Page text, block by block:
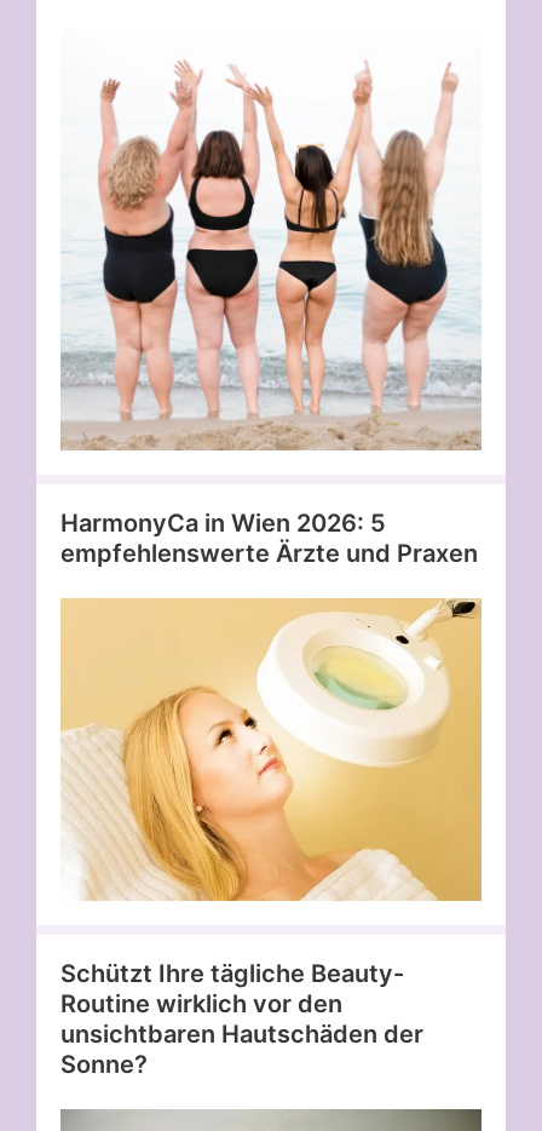
HarmonyCa in Wien 2026: 5
empfehlenswerte Ärzte und Praxen
Schützt Ihre tägliche Beauty-
Routine wirklich vor den
unsichtbaren Hautschäden der
Sonne?